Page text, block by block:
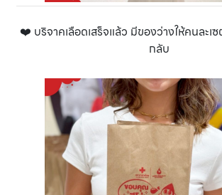
❤️ บริจาคเลือดเสร็จแล้ว มีของว่างให้คนละ
กลับ